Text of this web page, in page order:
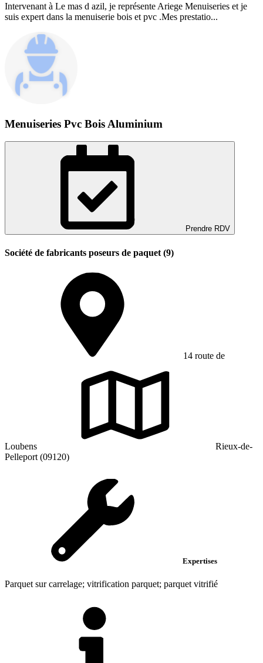
Intervenant à Le mas d azil, je représente Ariege Menuiseries et je
suis expert dans la menuiserie bois et pvc .Mes prestatio...
Menuiseries Pvc Bois Aluminium
Prendre RDV
Société de fabricants poseurs de paquet (9)
14 route de
Loubens
Rieux-de-
Pelleport (09120)
Expertises
Parquet sur carrelage; vitrification parquet; parquet vitrifié